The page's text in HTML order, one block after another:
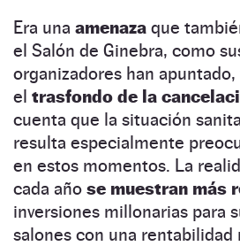
Era una amenaza que
el Salón de Ginebra, como
organizadores han
el trasfondo de la
cuenta que la situación
resulta especialmente
en estos momentos. La
cada año se muestran más
inversiones millonarias para
salones con una rentabilidad